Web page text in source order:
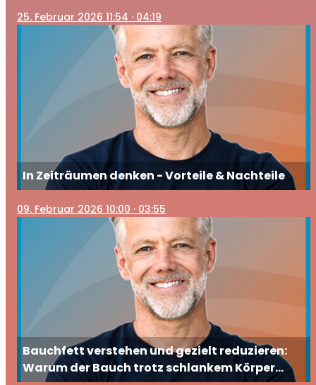
25. Februar 2026 11:54 · 04:19
In Zeiträumen denken - Vorteile & Nachteile
09. Februar 2026 10:00 · 03:55
Bauchfett verstehen und gezielt reduzieren:
Warum der Bauch trotz schlankem Körper